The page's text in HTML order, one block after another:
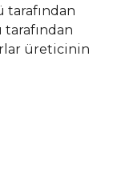
tarafından
tarafından
üreticinin